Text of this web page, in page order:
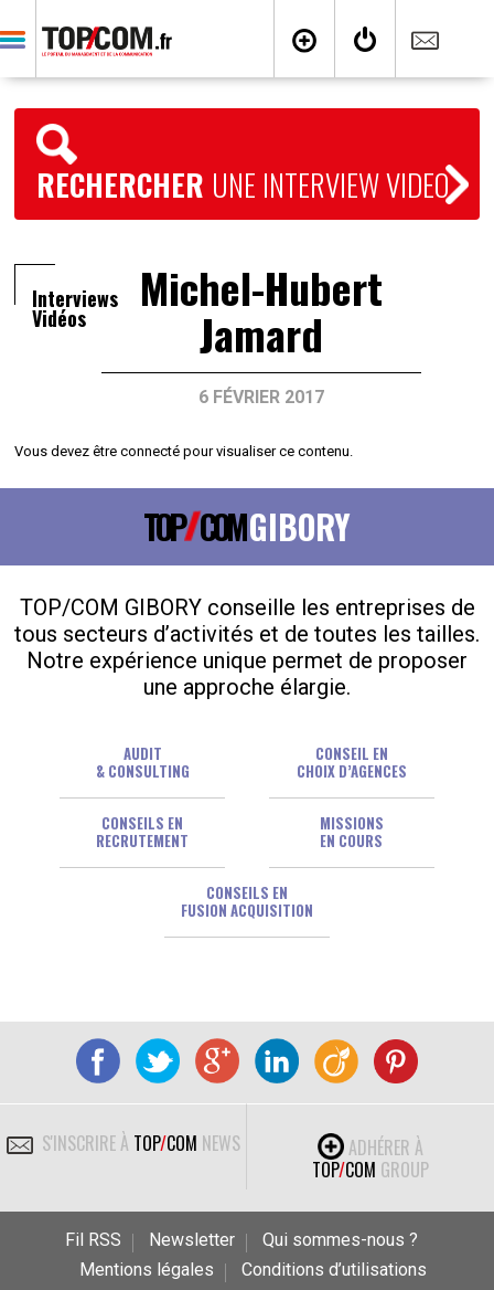
RECHERCHER UNE INTERVIEW VIDEO
Interviews
Vidéos Michel-Hubert
Jamard
6 FÉVRIER 2017
Vous devez être connecté pour visualiser ce contenu.
TOP COMGIBORY
TOP/COM GIBORY conseille les entreprises de
tous secteurs d’activités et de toutes les tailles.
Notre expérience unique permet de proposer
une approche élargie.
AUDIT
& CONSULTING
CONSEIL EN
CHOIX D’AGENCES
CONSEILS EN
RECRUTEMENT
MISSIONS
EN COURS
CONSEILS EN
FUSION ACQUISITION
S'INSCRIRE À TOP/COM NEWS
ADHÉRER À
TOP/COM GROUP
Fil RSS Newsletter
Qui sommes-nous ?
Mentions légales
Conditions d’utilisations